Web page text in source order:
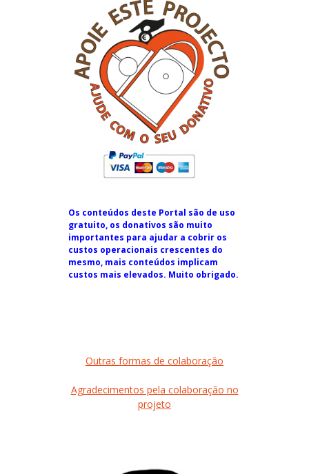
Os conteúdos deste Portal são de uso
gratuito, os donativos são muito
importantes para ajudar a cobrir os
custos operacionais crescentes do
mesmo, mais conteúdos implicam
custos mais elevados. Muito obrigado.
Outras formas de colaboração
Agradecimentos pela colaboração no
projeto